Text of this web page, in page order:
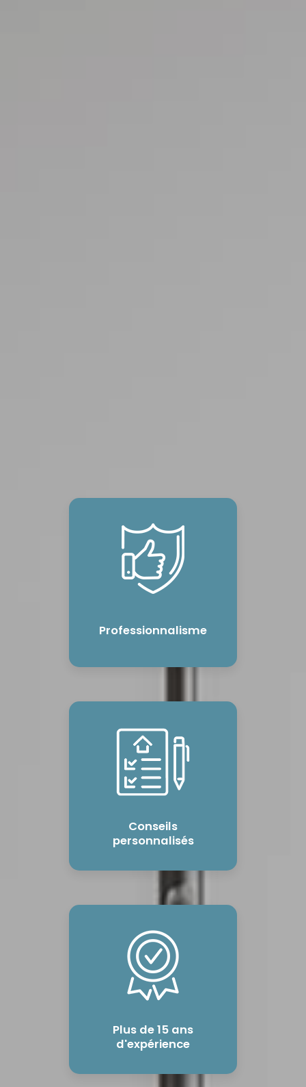
Professionnalisme
Conseils
personnalisés
Plus de 15 ans
d'expérience